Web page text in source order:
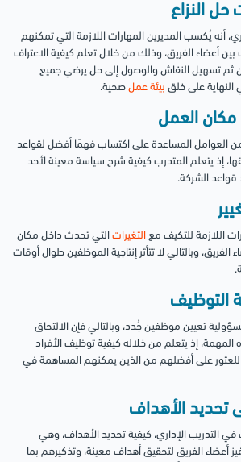
أنه يُكسب المديرين المهارات اللازمة التي تمكنهم
أعضاء الفريق، وذلك من خلال تعلم كيفية الاعتراف
ثم تسهيل النقاش والوصول إلى حل يرضي جميع
النهاية على خلق بيئة عمل صحية.
من العوامل المساعدة على اكتساب فهمًا أفضل لقواعد
إذ يتعلم المتدرب كيفية شرح سياسة معينة لأحد
قواعد الشركة.
اللازمة للتكيف معالتغيرات التي تحدث داخل مكان
وبالتالي لا تتأثر إنتاجية الموظفين طوال أوقات
تعيين موظفين جُدد، وبالتالي فإن الالتحاق
المهمة، إذ يتعلم من خلاله كيفية توظيف الأفراد
للعثور على أفضلهم من الذين يمكنهم المساهمة في
التدريب الإداري، كيفية تحديد الأهداف، وهي
أعضاء الفريق لتحقيق أهداف معينة، وتذكيرهم بما